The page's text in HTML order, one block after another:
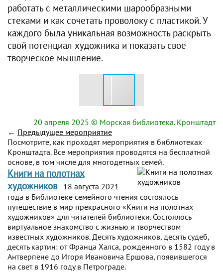
работать с металлическими шарообразными
стеками и как сочетать проволоку с пластикой. У
каждого была уникальная возможность раскрыть
свой потенциал художника и показать свое
творческое мышление.
20 апреля 2025 © Морская библиотека. Кронштадт
← Предыдущее мероприятие
Посмотрите, как проходят мероприятия в библиотеках
Кронштадта. Все мероприятия проводятся на бесплатной
основе, в том числе для многодетных семей.
Книги на полотнах
художников
18 августа 2021
года в Библиотеке семейного чтения состоялось
путешествие в мир прекрасного «Книги на полотнах
художников» для читателей библиотеки. Состоялось
виртуальное знакомство с жизнью и творчеством
известных художников. Десять художников, десять судеб,
десять картин: от Франца Халса, рожденного в 1582 году в
Антверпене до Игоря Ивановича Ершова, появившегося
на свет в 1916 году в Петрограде.